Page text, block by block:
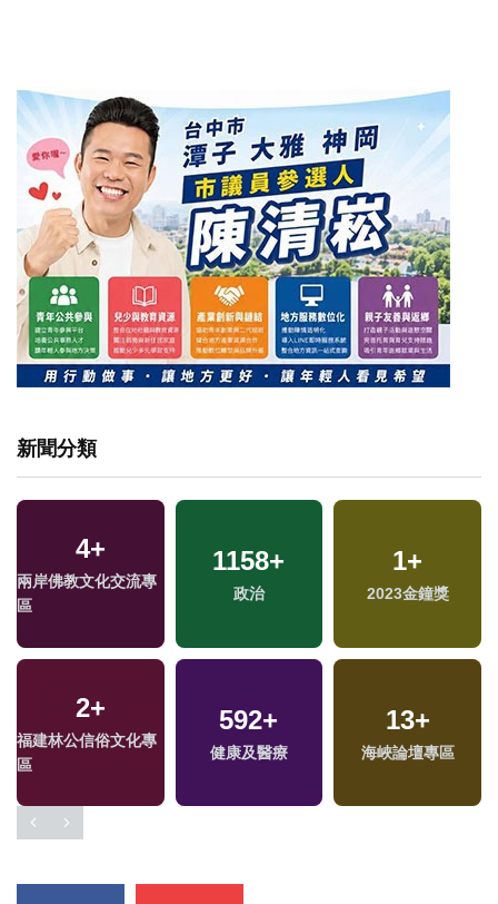
新聞分類
4+
兩岸佛教文化交流專
區
1158+
政治
1+
2023金鐘獎
2+
福建林公信俗文化專
區
592+
健康及醫療
13+
海峽論壇專區